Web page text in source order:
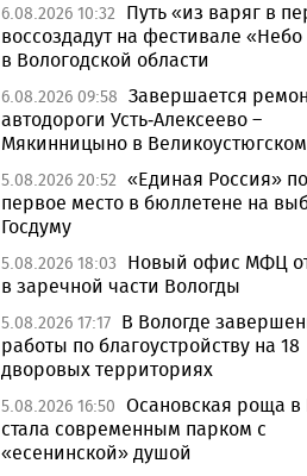
6.08.2026 10:32
Путь «из варяг в
воссоздадут на фестивале
в Вологодской области
6.08.2026 09:58 Завершается
автодороги Усть-Алексеево –
Мякинницыно в Великоустюгском
5.08.2026 20:52 «Единая Россия»
первое место в бюллетене на
Госдуму
5.08.2026 18:03
Новый офис МФЦ
в заречной части Вологды
5.08.2026 17:17 В Вологде
работы по благоустройству на 18
дворовых территориях
5.08.2026 16:50 Осановская роща в
стала современным парком с
«есенинской» душой